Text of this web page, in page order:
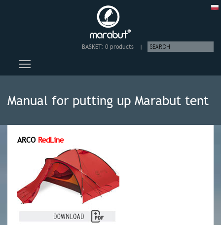
BASKET: 0 products|
Manual for putting up Marabut tent
ARCO RedLine